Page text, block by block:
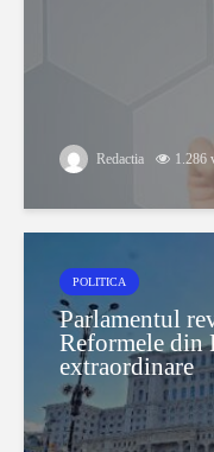
Redactia 1.286
POLITICA
Parlamentul
Reformele din
extraordinare